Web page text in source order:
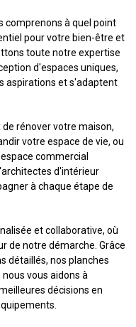
comprenons à quel point
pour votre bien-être et
toute notre expertise
d'espaces uniques,
aspirations et s'adaptent
rénover votre maison,
votre espace de vie, ou
commercial
d'intérieur
à chaque étape de
et collaborative, où
de notre démarche. Grâce
détaillés, nos planches
vous aidons à
décisions en